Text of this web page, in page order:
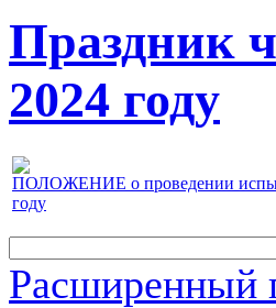
Праздник
2024 году
ПОЛОЖЕНИЕ о проведении
году
Расширенный